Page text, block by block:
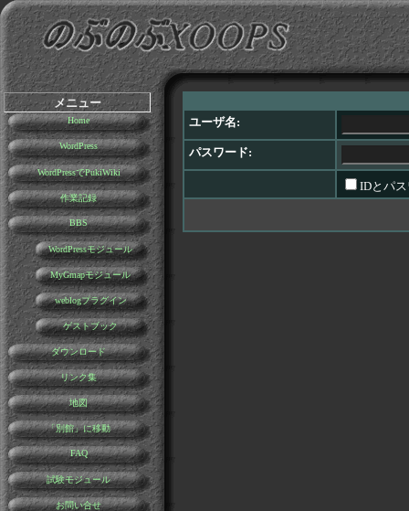
メニュー
Home
WordPress
WordPressでPukiWiki
作業記録
BBS
WordPressモジュール
MyGmapモジュール
weblogプラグイン
ゲストブック
ダウンロード
リンク集
地図
「別館」に移動
FAQ
試験モジュール
お問い合せ
ユーザ名:
パスワード:
IDとパ